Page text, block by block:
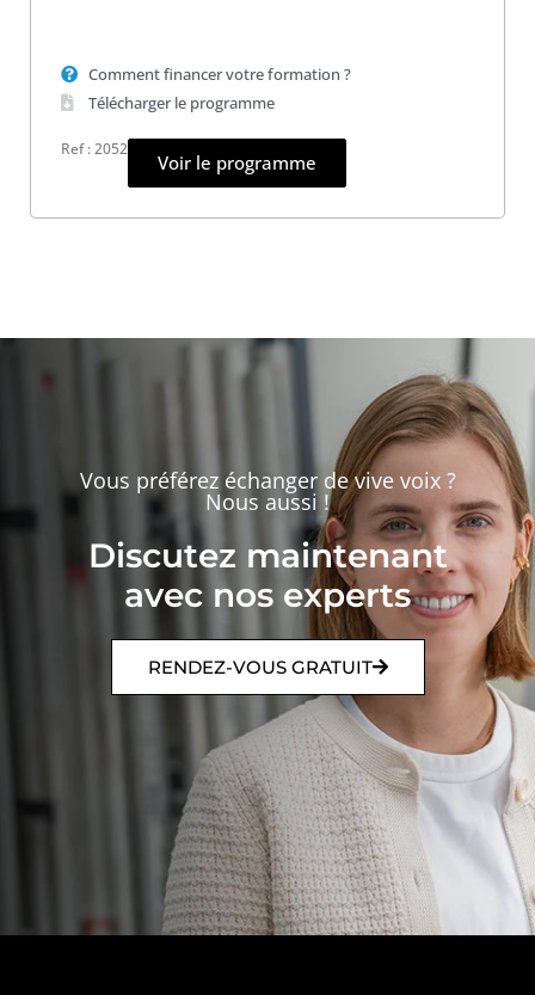
Comment financer votre formation ?
Télécharger le programme
Ref : 2052
Voir le programme
Vous préférez échanger de vive voix ?
Nous aussi !
Discutez maintenant
avec nos experts
RENDEZ-VOUS GRATUIT